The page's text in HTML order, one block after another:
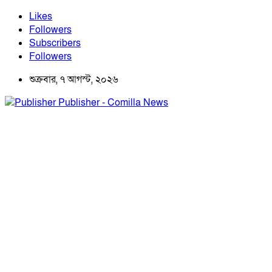
Likes
Followers
Subscribers
Followers
শুক্রবার, ৭ আগস্ট, ২০২৬
Publisher - Comilla News